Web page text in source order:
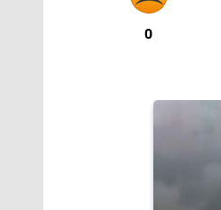
0